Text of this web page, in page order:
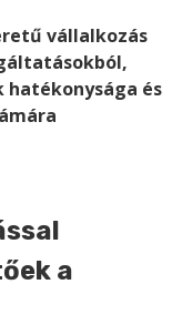
vállalkozás
és
a